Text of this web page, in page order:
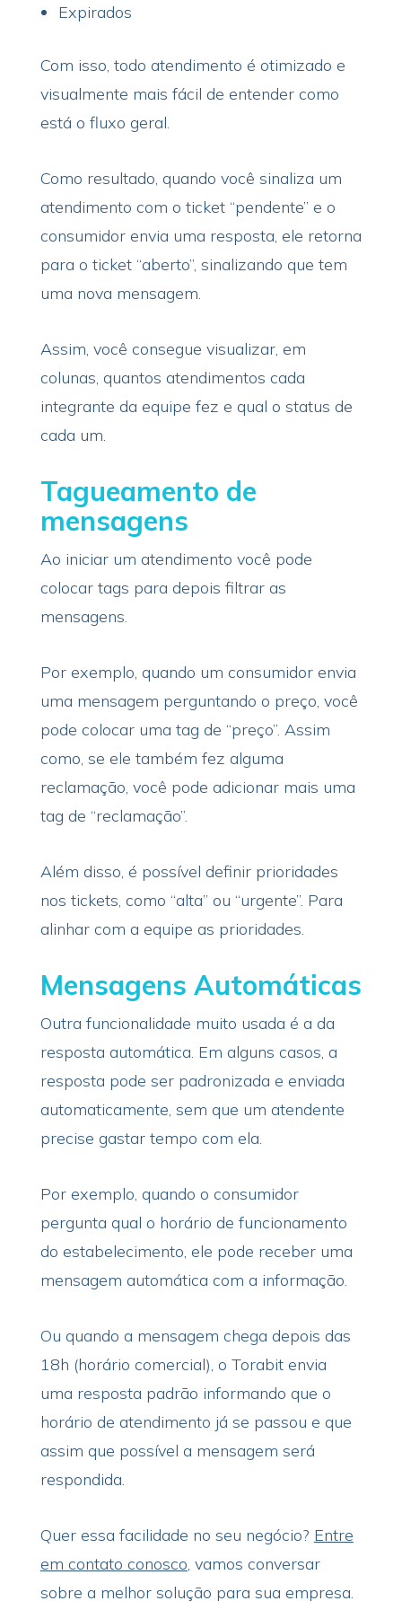
Expirados
Com isso, todo atendimento é otimizado e
visualmente mais fácil de entender como
está o fluxo geral.
Como resultado, quando você sinaliza um
atendimento com o ticket “pendente” e o
consumidor envia uma resposta, ele retorna
para o ticket “aberto”, sinalizando que tem
uma nova mensagem.
Assim, você consegue visualizar, em
colunas, quantos atendimentos cada
integrante da equipe fez e qual o status de
cada um.
Tagueamento de
mensagens
Ao iniciar um atendimento você pode
colocar tags para depois filtrar as
mensagens.
Por exemplo, quando um consumidor envia
uma mensagem perguntando o preço, você
pode colocar uma tag de “preço”. Assim
como, se ele também fez alguma
reclamação, você pode adicionar mais uma
tag de “reclamação”.
Além disso, é possível definir prioridades
nos tickets, como “alta” ou “urgente”. Para
alinhar com a equipe as prioridades.
Mensagens Automáticas
Outra funcionalidade muito usada é a da
resposta automática. Em alguns casos, a
resposta pode ser padronizada e enviada
automaticamente, sem que um atendente
precise gastar tempo com ela.
Por exemplo, quando o consumidor
pergunta qual o horário de funcionamento
do estabelecimento, ele pode receber uma
mensagem automática com a informação.
Ou quando a mensagem chega depois das
18h (horário comercial), o Torabit envia
uma resposta padrão informando que o
horário de atendimento já se passou e que
assim que possível a mensagem será
respondida.
Quer essa facilidade no seu negócio? Entre
em contato conosco , vamos conversar
sobre a melhor solução para sua empresa.